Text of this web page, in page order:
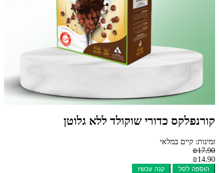
קורנפלקס כדורי שוקולד ללא גלוטן
זמינות: קיים במלאי
₪17.90
₪14.90
הוספה לסל קנה עכשיו